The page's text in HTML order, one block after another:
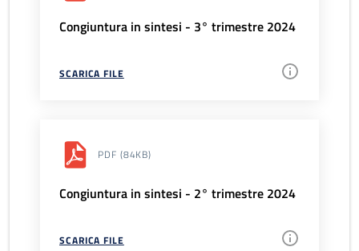
Congiuntura in sintesi - 3° trimestre 2024
SCARICA FILE
PDF (84KB)
Congiuntura in sintesi - 2° trimestre 2024
SCARICA FILE